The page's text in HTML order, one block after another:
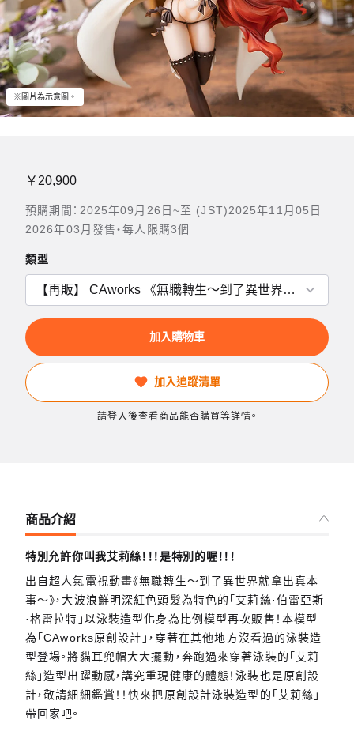
※圖片為示意圖。
￥20,900
預購期間：2025年09月26日~至 (JST)2025年11月05日
2026年03月發售・每人限購3個
類型
加入購物車
加入追蹤清單
請登入後查看商品能否購買等詳情。
商品介紹
特別允許你叫我艾莉絲！！！是特別的喔！！！
出自超人氣電視動畫《無職轉生～到了異世界就拿出真本
事～》，大波浪鮮明深紅色頭髮為特色的「艾莉絲·伯雷亞斯
·格雷拉特」以泳裝造型化身為比例模型再次販售！本模型
為「CAworks原創設計」，穿著在其他地方沒看過的泳裝造
型登場。將貓耳兜帽大大擺動，奔跑過來穿著泳裝的「艾莉
絲」造型出躍動感，講究重現健康的體態！泳裝也是原創設
計，敬請細細鑑賞！！快來把原創設計泳裝造型的「艾莉絲」
帶回家吧。